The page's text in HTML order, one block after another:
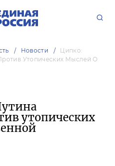
Новости
Ципко:
Утопических Мыслей О
утопических